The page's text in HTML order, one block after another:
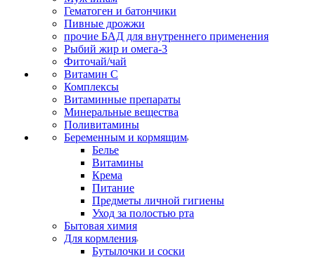
Гематоген и батончики
Пивные дрожжи
прочие БАД для внутреннего применения
Рыбий жир и омега-3
Фиточай/чай
Витамин С
Комплексы
Витаминные препараты
Минеральные вещества
Поливитамины
Беременным и кормящим
Белье
Витамины
Крема
Питание
Предметы личной гигиены
Уход за полостью рта
Бытовая химия
Для кормления
Бутылочки и соски